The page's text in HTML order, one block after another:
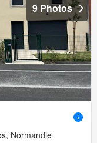
9 Photos
Normandie